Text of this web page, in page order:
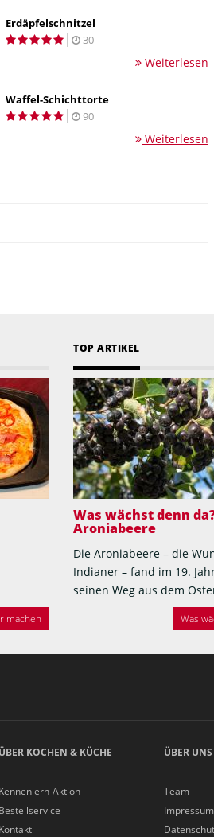
Erdäpfelschnitzel
30
Weiterlesen
Waffel-Schichttorte
90
Weiterlesen
machen
TOP ARTIKEL
Was wächst denn
Aroniabeere
Die Aroniabeere – die
Indianer – fand im 19.
seinen Weg aus dem
Was
ÜBER KOCHEN & KÜCHE
Kennenlern-Aktion
Bestellservice
Kontakt
ÜBER UNS
Team
Impressum